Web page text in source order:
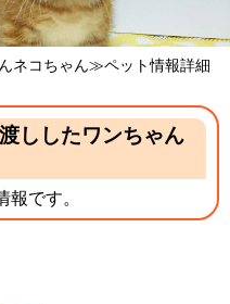
ネコちゃん≫ペット情報詳細
ししたワンちゃん
です。